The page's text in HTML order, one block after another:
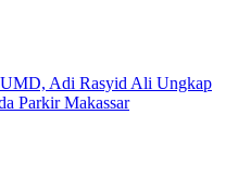
Adi Rasyid Ali Ungkap
Parkir Makassar